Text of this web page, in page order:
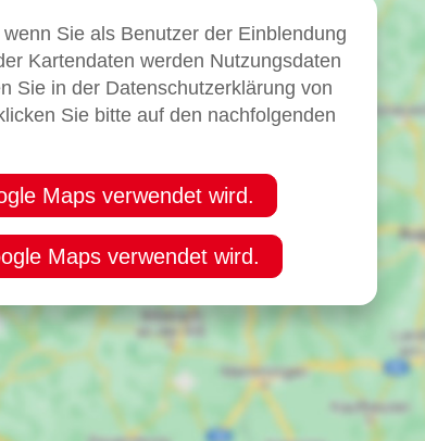
Sie als Benutzer der Einblendung
Kartendaten werden Nutzungsdaten
Sie in der Datenschutzerklärung von
Sie bitte auf den nachfolgenden
Maps verwendet wird.
Maps verwendet wird.